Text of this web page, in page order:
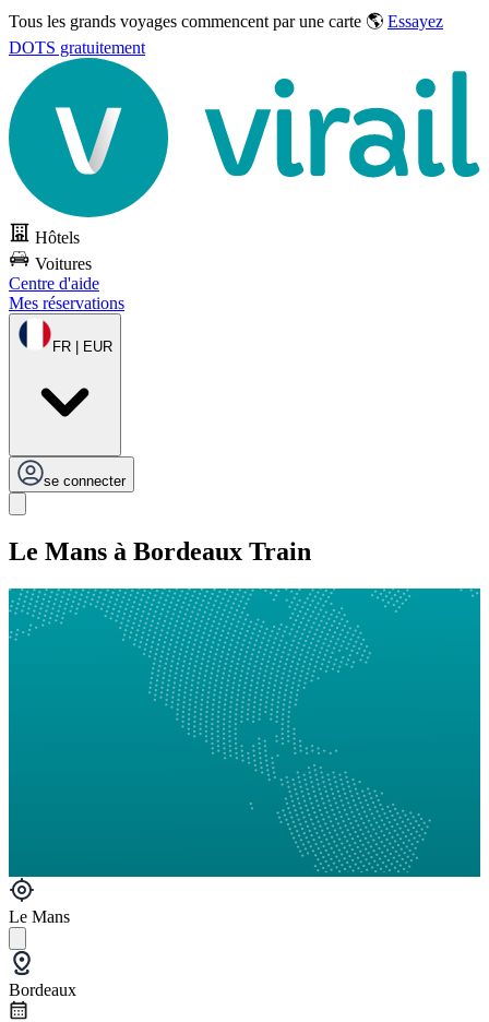
Tous les grands voyages commencent par une carte 🌎 Essayez
DOTS gratuitement
Hôtels
Voitures
Centre d'aide
Mes réservations
FR | EUR
se connecter
Le Mans à Bordeaux Train
Le Mans
Bordeaux